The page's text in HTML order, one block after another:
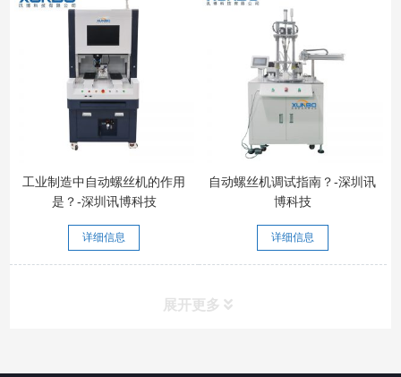
工业制造中自动螺丝机的作用
是？-深圳讯博科技
详细信息
自动螺丝机调试指南？-深圳讯
博科技
详细信息
展开更多